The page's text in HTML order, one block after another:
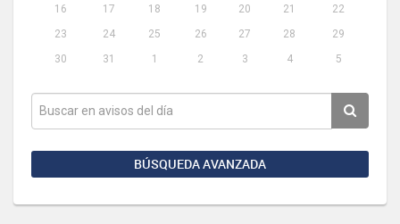
16
17 18 19 20 21
22
23
24 25 26 27 28
29
30
31 1 2 3 4 5
BÚSQUEDA AVANZADA